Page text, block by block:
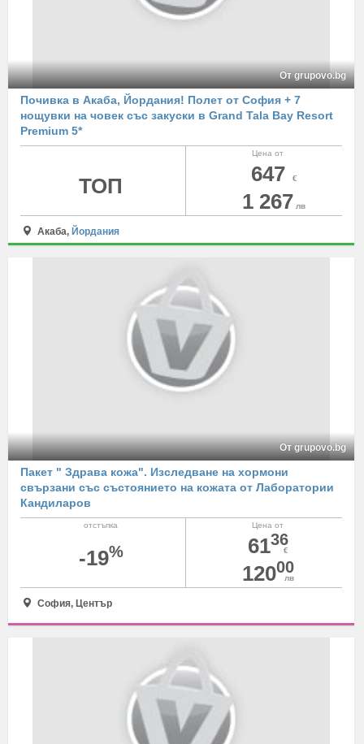
От grupovo.bg
Почивка в Акаба, Йордания! Полет от София + 7
нощувки на човек със закуски в Grand Tala Bay Resort
Premium 5*
Цена от
647 €
1 267 лв
ТОП
Акаба, Йордания
От grupovo.bg
Пакет " Здрава кожа". Изследване на хормони
свързани със състоянието на кожата от Лаборатории
Кандиларов
Цена от
6136
€
12000
лв
отстъпка
-19%
София, Център